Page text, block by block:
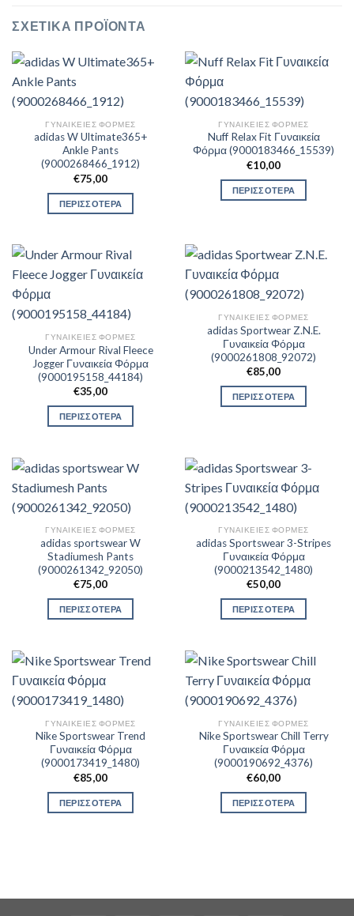
ΣΧΕΤΙΚΆ ΠΡΟΪΌΝΤΑ
ΓΥΝΑΙΚΕΊΕΣ ΦΌΡΜΕΣ
adidas W Ultimate365+
Ankle Pants
(9000268466_1912)
€75,00
ΠΕΡΙΣΣΟΤΕΡΑ
ΓΥΝΑΙΚΕΊΕΣ ΦΌΡΜΕΣ
Nuff Relax Fit Γυναικεία
Φόρμα (9000183466_15539)
€10,00
ΠΕΡΙΣΣΟΤΕΡΑ
ΓΥΝΑΙΚΕΊΕΣ ΦΌΡΜΕΣ
Under Armour Rival Fleece
Jogger Γυναικεία Φόρμα
(9000195158_44184)
€35,00
ΠΕΡΙΣΣΟΤΕΡΑ
ΓΥΝΑΙΚΕΊΕΣ ΦΌΡΜΕΣ
adidas Sportwear Z.N.E.
Γυναικεία Φόρμα
(9000261808_92072)
€85,00
ΠΕΡΙΣΣΟΤΕΡΑ
ΓΥΝΑΙΚΕΊΕΣ ΦΌΡΜΕΣ
adidas sportswear W
Stadiumesh Pants
(9000261342_92050)
€75,00
ΠΕΡΙΣΣΟΤΕΡΑ
ΓΥΝΑΙΚΕΊΕΣ ΦΌΡΜΕΣ
adidas Sportswear 3-Stripes
Γυναικεία Φόρμα
(9000213542_1480)
€50,00
ΠΕΡΙΣΣΟΤΕΡΑ
ΓΥΝΑΙΚΕΊΕΣ ΦΌΡΜΕΣ
Nike Sportswear Trend
Γυναικεία Φόρμα
(9000173419_1480)
€85,00
ΠΕΡΙΣΣΟΤΕΡΑ
ΓΥΝΑΙΚΕΊΕΣ ΦΌΡΜΕΣ
Nike Sportswear Chill Terry
Γυναικεία Φόρμα
(9000190692_4376)
€60,00
ΠΕΡΙΣΣΟΤΕΡΑ